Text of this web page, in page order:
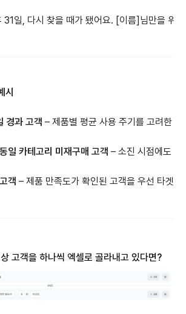
일, 다시 찾을 때가 됐어요. [이름]님만을 위
시
경과 고객 – 제품별 평균 사용 주기를 고려한 시
일 카테고리 미재구매 고객 – 소진 시점에도 구
객 – 제품 만족도가 확인된 고객을 우선 타겟팅
고객을 하나씩 엑셀로 골라내고 있다면?